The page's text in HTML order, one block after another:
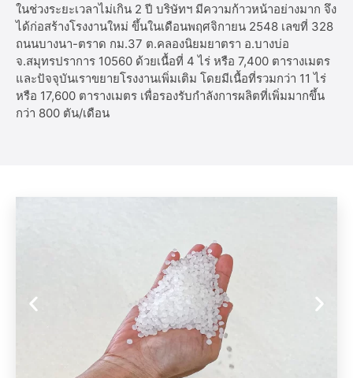
ในช่วงระยะเวลาไม่เกิน 2 ปี บริษัทฯ มีความก้าวหน้าอย่างมาก จึง
ได้ก่อสร้างโรงงานใหม่ ขึ้นในเดือนพฤศจิกายน 2548 เลขที่ 328
ถนนบางนา-ตราด กม.37 ต.คลองนิยมยาตรา อ.บางบ่อ
จ.สมุทรปราการ 10560 ด้วยเนื้อที่ 4 ไร่ หรือ 7,400 ตารางเมตร
และปัจจุบันเราขยายโรงงานเพิ่มเติม โดยมีเนื้อที่รวมกว่า 11 ไร่
หรือ 17,600 ตารางเมตร เพื่อรองรับกำลังการผลิตที่เพิ่มมากขึ้น
กว่า 800 ตัน/เดือน